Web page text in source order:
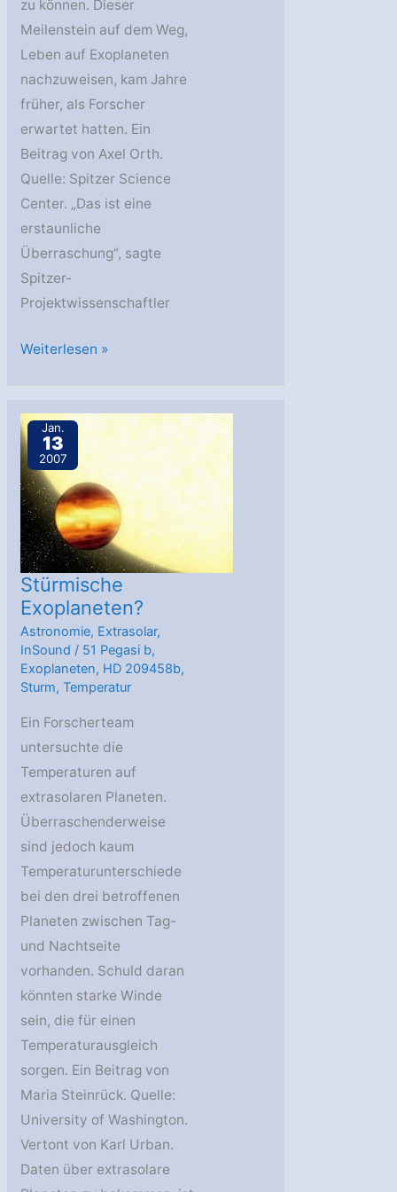
zu können. Dieser
Meilenstein auf dem Weg,
Leben auf Exoplaneten
nachzuweisen, kam Jahre
früher, als Forscher
erwartet hatten. Ein
Beitrag von Axel Orth.
Quelle: Spitzer Science
Center. „Das ist eine
erstaunliche
Überraschung“, sagte
Spitzer-
Projektwissenschaftler
Spitzer:
von
Exoplaneten
Weiterlesen »
Jan.
13
2007
Stürmische
Exoplaneten?
Astronomie, Extrasolar,
InSound / 51 Pegasi b,
Exoplaneten, HD 209458b,
Sturm,Temperatur
Ein Forscherteam
untersuchte die
Temperaturen auf
extrasolaren Planeten.
Überraschenderweise
sind jedoch kaum
Temperaturunterschiede
bei den drei betroffenen
Planeten zwischen Tag-
und Nachtseite
vorhanden. Schuld daran
könnten starke Winde
sein, die für einen
Temperaturausgleich
sorgen. Ein Beitrag von
Maria Steinrück. Quelle:
University of Washington.
Vertont von Karl Urban.
Daten über extrasolare